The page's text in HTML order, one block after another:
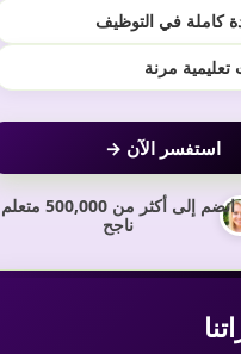
كاملة في التوظيف
تعليمية مرنة
استفسر الآن →
انضم إلى أكثر من 500,000 متعلم
ناجح